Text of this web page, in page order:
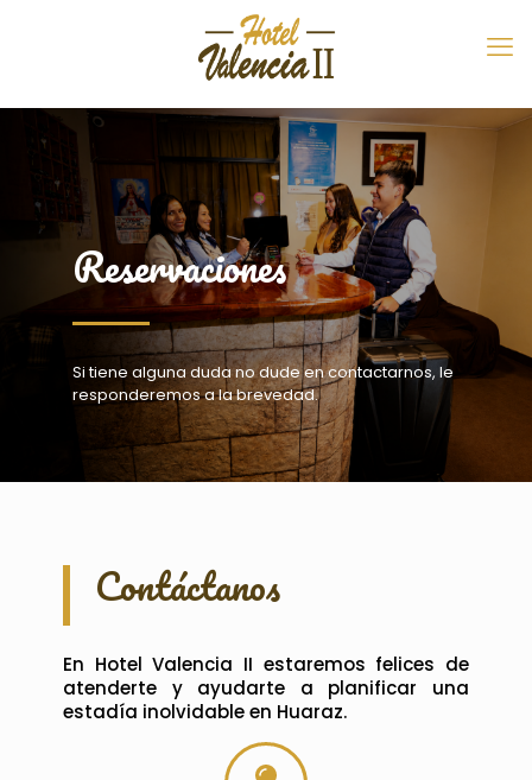
Reservaciones
Si tiene alguna duda no dude en contactarnos, le
responderemos a la brevedad.
Contáctanos
En Hotel Valencia II estaremos felices de
atenderte y ayudarte a planificar una
estadía inolvidable en Huaraz.